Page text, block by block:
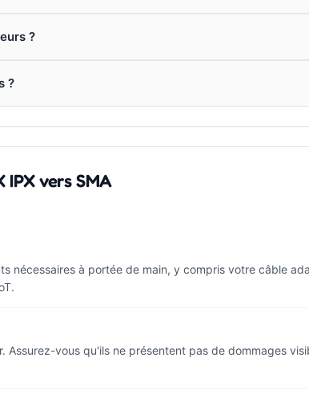
?
?
vers SMA
nécessaires à portée de main, y compris votre câble
Assurez-vous qu'ils ne présentent pas de dommages